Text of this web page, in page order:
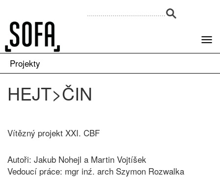
Projekty
HEJT>ČIN
Vítězný projekt XXI. CBF
Autoři: Jakub Nohejl a Martin Vojtíšek
Vedoucí práce: mgr inź. arch Szymon Rozwalka